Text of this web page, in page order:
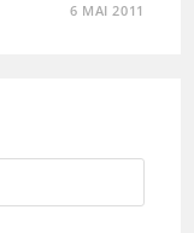
6 MAI 2011
Press
to